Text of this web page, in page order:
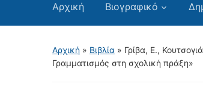
Αρχική Βιογραφικό
Αρχική » Βιβλία » Γρίβα, Ε.,
Γραμματισμός στη σχολική πράξη»